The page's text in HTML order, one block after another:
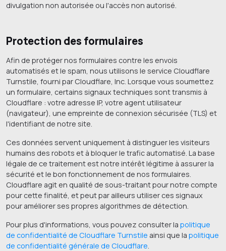
divulgation non autorisée ou l'accès non autorisé.
Protection des formulaires
Afin de protéger nos formulaires contre les envois
automatisés et le spam, nous utilisons le service Cloudflare
Turnstile, fourni par Cloudflare, Inc. Lorsque vous soumettez
un formulaire, certains signaux techniques sont transmis à
Cloudflare : votre adresse IP, votre agent utilisateur
(navigateur), une empreinte de connexion sécurisée (TLS) et
l'identifiant de notre site.
Ces données servent uniquement à distinguer les visiteurs
humains des robots et à bloquer le trafic automatisé. La base
légale de ce traitement est notre intérêt légitime à assurer la
sécurité et le bon fonctionnement de nos formulaires.
Cloudflare agit en qualité de sous-traitant pour notre compte
pour cette finalité, et peut par ailleurs utiliser ces signaux
pour améliorer ses propres algorithmes de détection.
Pour plus d'informations, vous pouvez consulter la politique
de confidentialité de Cloudflare Turnstile ainsi que la politique
de confidentialité générale de Cloudflare.